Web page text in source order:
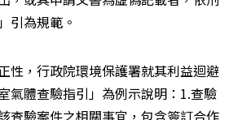
引為規範。
性，行政院環境保護署就其利益迴避
氣體查驗指引」為例示說明：1.查驗
查驗案件之相關事宜，包含簽訂合作